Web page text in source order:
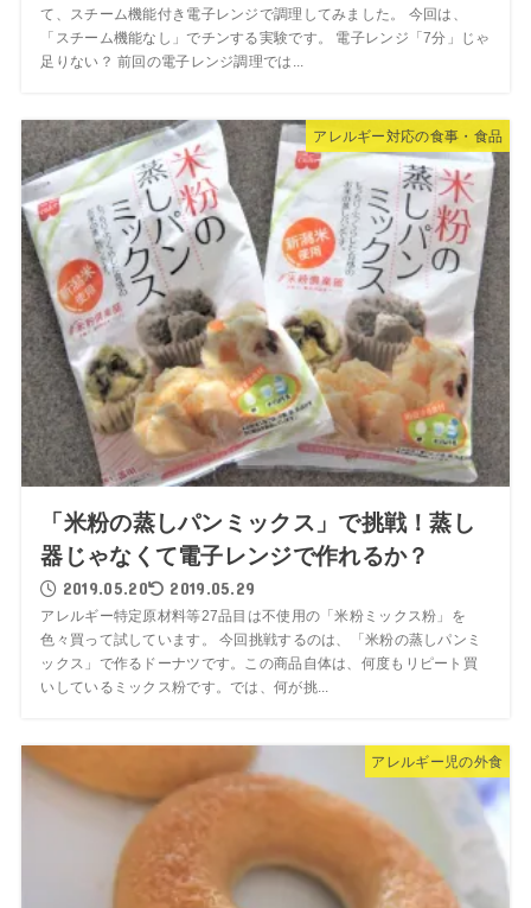
て、スチーム機能付き電子レンジで調理してみました。 今回は、
「スチーム機能なし」でチンする実験です。 電子レンジ「7分」じゃ
足りない？ 前回の電子レンジ調理では...
アレルギー対応の食事・食品
「米粉の蒸しパンミックス」で挑戦！蒸し
器じゃなくて電子レンジで作れるか？
2019.05.20 2019.05.29
アレルギー特定原材料等27品目は不使用の「米粉ミックス粉」を
色々買って試しています。 今回挑戦するのは、「米粉の蒸しパンミ
ックス」で作るドーナツです。この商品自体は、何度もリピート買
いしているミックス粉です。では、何が挑...
アレルギー児の外食